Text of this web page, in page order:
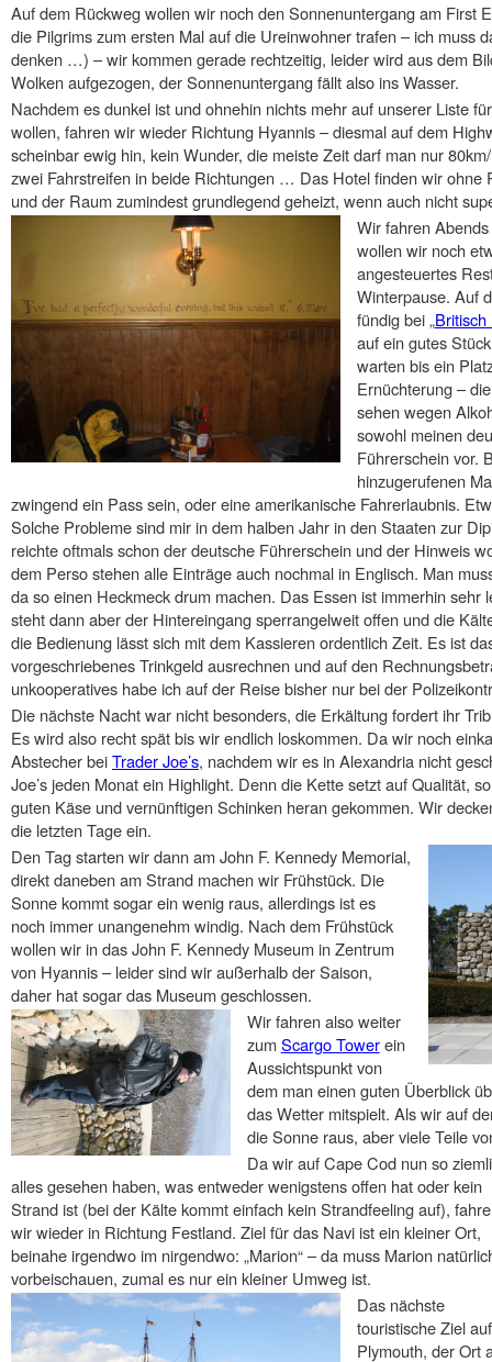
Auf dem Rückweg wollen wir noch den Sonnenuntergang am First
die Pilgrims zum ersten Mal auf die Ureinwohner trafen – ich muss
denken …) – wir kommen gerade rechtzeitig, leider wird aus dem
Wolken aufgezogen, der Sonnenuntergang fällt also ins Wasser.
Nachdem es dunkel ist und ohnehin nichts mehr auf unserer Liste
wollen, fahren wir wieder Richtung Hyannis – diesmal auf dem
scheinbar ewig hin, kein Wunder, die meiste Zeit darf man nur
zwei Fahrstreifen in beide Richtungen … Das Hotel finden wir ohne
und der Raum zumindest grundlegend geheizt, wenn auch nicht
Wir fahren
wollen wir noch
angesteuertes
Winterpause. Auf
fündig bei „Britisch
auf ein gutes
warten bis ein
Ernüchterung –
sehen wegen
sowohl meinen
Führerschein vor.
hinzugerufenen
zwingend ein Pass sein, oder eine amerikanische Fahrerlaubnis.
Solche Probleme sind mir in dem halben Jahr in den Staaten zur
reichte oftmals schon der deutsche Führerschein und der Hinweis
dem Perso stehen alle Einträge auch nochmal in Englisch. Man
da so einen Heckmeck drum machen. Das Essen ist immerhin sehr
steht dann aber der Hintereingang sperrangelweit offen und die
die Bedienung lässt sich mit dem Kassieren ordentlich Zeit. Es ist
vorgeschriebenes Trinkgeld ausrechnen und auf den
unkooperatives habe ich auf der Reise bisher nur bei der
Die nächste Nacht war nicht besonders, die Erkältung fordert ihr
Es wird also recht spät bis wir endlich loskommen. Da wir noch
Abstecher beiTrader Joe’s, nachdem wir es in Alexandria nicht
Joe’s jeden Monat ein Highlight. Denn die Kette setzt auf Qualität,
guten Käse und vernünftigen Schinken heran gekommen. Wir
die letzten Tage ein.
Den Tag starten wir dann am John F. Kennedy Memorial,
direkt daneben am Strand machen wir Frühstück. Die
Sonne kommt sogar ein wenig raus, allerdings ist es
noch immer unangenehm windig. Nach dem Frühstück
wollen wir in das John F. Kennedy Museum in Zentrum
von Hyannis – leider sind wir außerhalb der Saison,
daher hat sogar das Museum geschlossen.
Wir fahren also weiter
zumScargo Towerein
Aussichtspunkt von
dem man einen guten Überblick
das Wetter mitspielt. Als wir auf
die Sonne raus, aber viele Teile
Da wir auf Cape Cod nun so
alles gesehen haben, was entweder wenigstens offen hat oder kein
Strand ist (bei der Kälte kommt einfach kein Strandfeeling auf),
wir wieder in Richtung Festland. Ziel für das Navi ist ein kleiner Ort,
beinahe irgendwo im nirgendwo: „Marion“ – da muss Marion
vorbeischauen, zumal es nur ein kleiner Umweg ist.
Das nächste
touristische Ziel
Plymouth, der Ort